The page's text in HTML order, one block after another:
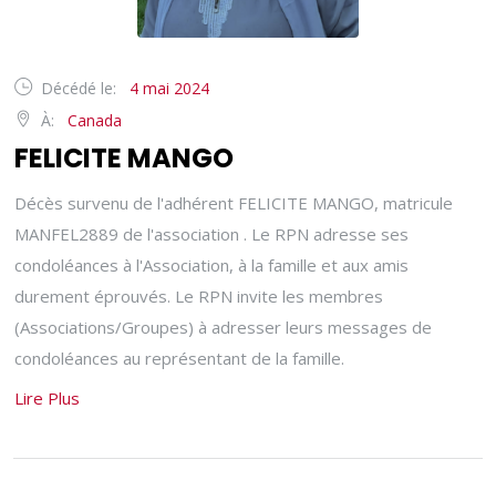
Décédé le:
4 mai 2024
À:
Canada
FELICITE MANGO
Décès survenu de l'adhérent FELICITE MANGO, matricule
MANFEL2889 de l'association . Le RPN adresse ses
condoléances à l'Association, à la famille et aux amis
durement éprouvés. Le RPN invite les membres
(Associations/Groupes) à adresser leurs messages de
condoléances au représentant de la famille.
Lire Plus